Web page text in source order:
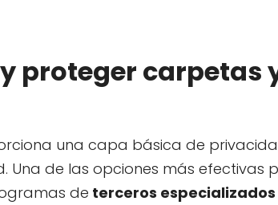
proteger carpetas
una capa básica de
de las opciones más efectivas
de terceros especializados